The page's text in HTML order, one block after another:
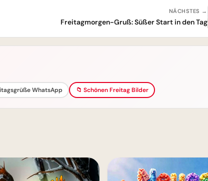
NÄCHSTES →
Freitagmorgen-Gruß: Süßer Start in den Tag
WhatsApp 📁 Schönen Freitag Bilder